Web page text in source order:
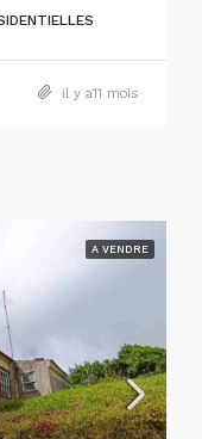
il y a11 mois
A VENDRE